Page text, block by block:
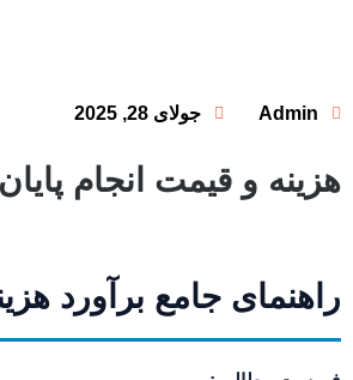
Admin جولای 28, 2025
هزینه و قیمت انجام
راهنمای جامع برآورد